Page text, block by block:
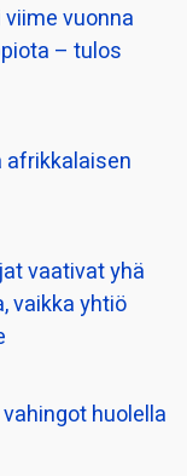
vuonna
– tulos
afrikkalaisen
vaativat yhä
vaikka yhtiö
huolella